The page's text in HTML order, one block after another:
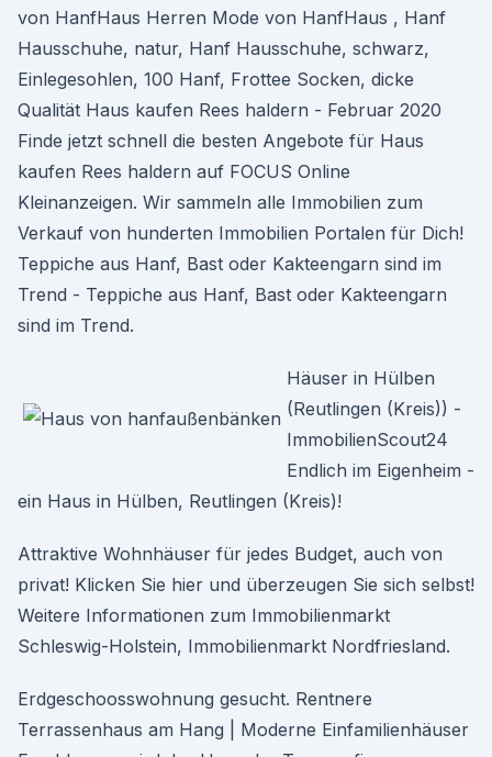
von HanfHaus Herren Mode von HanfHaus , Hanf
Hausschuhe, natur, Hanf Hausschuhe, schwarz,
Einlegesohlen, 100 Hanf, Frottee Socken, dicke
Qualität Haus kaufen Rees haldern - Februar 2020
Finde jetzt schnell die besten Angebote für Haus
kaufen Rees haldern auf FOCUS Online
Kleinanzeigen. Wir sammeln alle Immobilien zum
Verkauf von hunderten Immobilien Portalen für Dich!
Teppiche aus Hanf, Bast oder Kakteengarn sind im
Trend - Teppiche aus Hanf, Bast oder Kakteengarn
sind im Trend.
Häuser in Hülben
(Reutlingen (Kreis)) -
ImmobilienScout24
Endlich im Eigenheim -
ein Haus in Hülben, Reutlingen (Kreis)!
Attraktive Wohnhäuser für jedes Budget, auch von
privat! Klicken Sie hier und überzeugen Sie sich selbst!
Weitere Informationen zum Immobilienmarkt
Schleswig-Holstein, Immobilienmarkt Nordfriesland.
Erdgeschoosswohnung gesucht. Rentnere
Terrassenhaus am Hang | Moderne Einfamilienhäuser